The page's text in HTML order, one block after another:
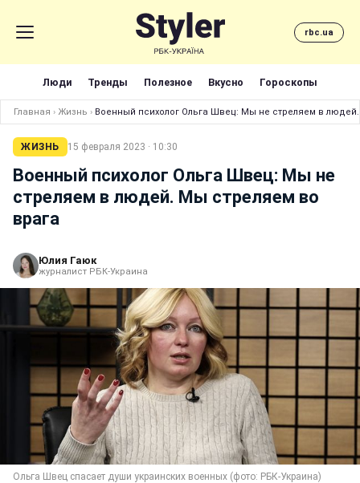
rbc.ua
Люди Тренды Полезное Вкусно Гороскопы
Главная › Жизнь › Военный психолог Ольга Швец: Мы не стреляем в
ЖИЗНЬ 15 февраля 2023 · 10:30
Военный психолог Ольга Швец: Мы не
стреляем в людей. Мы стреляем во
врага
Юлия Гаюк
журналист РБК-Украина
Ольга Швец спасает души украинских военных (фото: РБК-Украина)